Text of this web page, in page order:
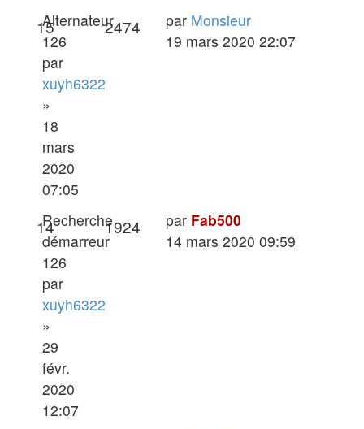
Alternateur
126
par
xuyh6322
»
18
mars
2020
07:05
15Réponses
2474 VuesDernier
message
par Monsieur
19 mars 2020 22:07
Recherche
démarreur
126
par
xuyh6322
»
29
févr.
2020
12:07
14Réponses
1924 VuesDernier
message
par Fab500
14 mars 2020 09:59